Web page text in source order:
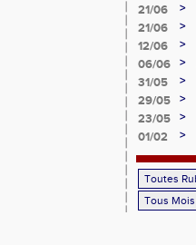
21/06
>
21/06
>
12/06
>
06/06
>
31/05
>
29/05
>
23/05
>
01/02
>